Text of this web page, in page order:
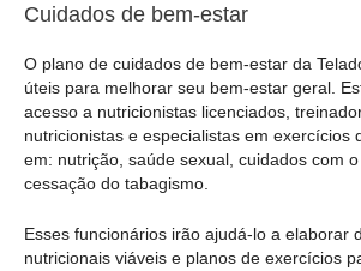
Cuidados de bem-estar
O plano de cuidados de bem-estar da
úteis para melhorar seu bem-estar geral.
acesso a nutricionistas licenciados,
nutricionistas e especialistas em exercícios
em: nutrição, saúde sexual, cuidados com
cessação do tabagismo.
Esses funcionários irão ajudá-lo a elaborar
nutricionais viáveis e planos de exercícios